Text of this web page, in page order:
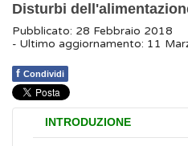
Disturbi
Pubblicato: 28 Febbraio 2018
- Ultimo aggiornamento: 11
f Condividi
INTRODUZIONE